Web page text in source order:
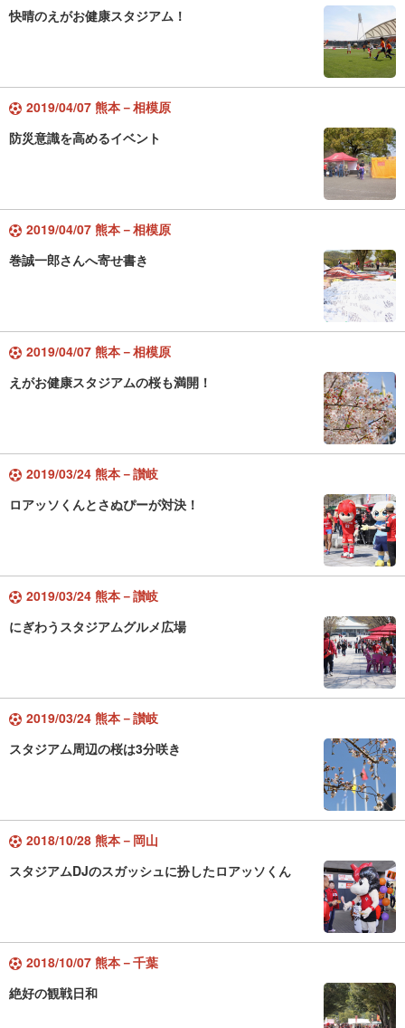
快晴のえがお健康スタジアム！
2019/04/07 熊本－相模原
防災意識を高めるイベント
2019/04/07 熊本－相模原
巻誠一郎さんへ寄せ書き
2019/04/07 熊本－相模原
えがお健康スタジアムの桜も満開！
2019/03/24 熊本－讃岐
ロアッソくんとさぬぴーが対決！
2019/03/24 熊本－讃岐
にぎわうスタジアムグルメ広場
2019/03/24 熊本－讃岐
スタジアム周辺の桜は3分咲き
2018/10/28 熊本－岡山
スタジアムDJのスガッシュに扮したロアッソくん
2018/10/07 熊本－千葉
絶好の観戦日和